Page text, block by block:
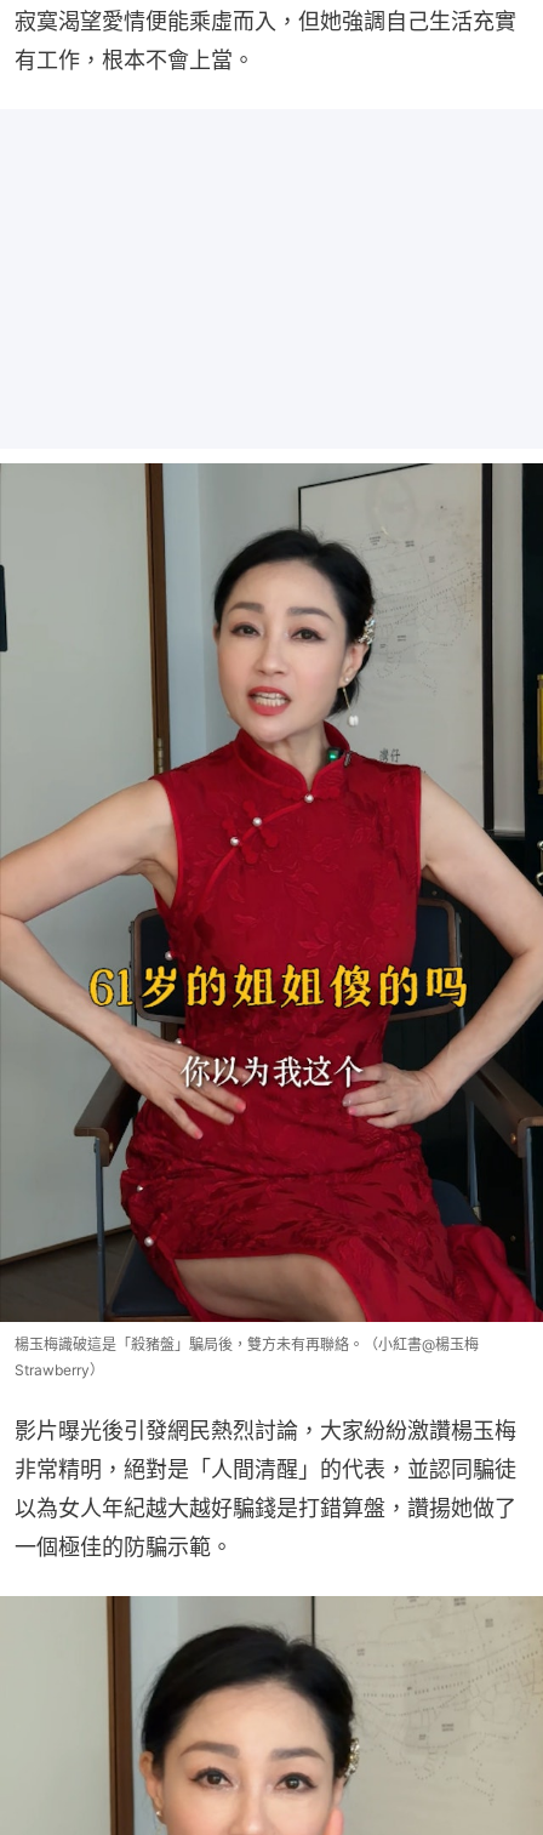
寂寞渴望愛情便能乘虛而入，但她強調自己生活充實
有工作，根本不會上當。
楊玉梅識破這是「殺豬盤」騙局後，雙方未有再聯絡。（小紅書@楊玉梅
Strawberry）
影片曝光後引發網民熱烈討論，大家紛紛激讚楊玉梅
非常精明，絕對是「人間清醒」的代表，並認同騙徒
以為女人年紀越大越好騙錢是打錯算盤，讚揚她做了
一個極佳的防騙示範。